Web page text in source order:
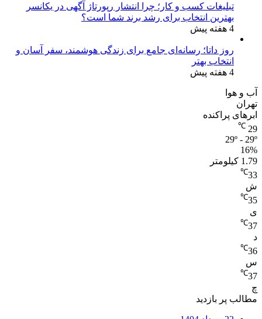
تبلیغات کسب و کار؛ چرا انتشار رپورتاژ آگهی در یکانسر
بهترین انتخاب برای رشد برند شما است؟
4 هفته پیش
روز داتا؛ رسانه‌ای جامع برای زندگی هوشمند، سفر آسان و
انتخاب بهتر
4 هفته پیش
آب و هوا
تهران
ابرهای پراکنده
29
℃
29º - 29º
16%
1.79 کیلومتر
33
℃
ش
35
℃
ی
37
℃
د
36
℃
س
37
℃
چ
مطالب پر بازدید